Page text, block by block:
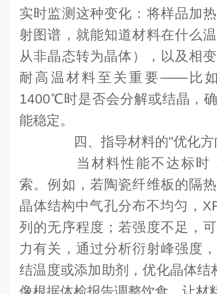
实时监测这种变化：将样品加
射图谱，就能知道材料在什么
从非晶态转为晶体），以及相
耐高温材料至关重要——比
1400℃时是否会分解或结晶，
能稳定。
四、指导材料的"优化方
当材料性能不达标时
索。例如，若陶瓷纤维板的隔
晶体结构中气孔分布不均匀，
列的无序程度；若强度不足，
力有关，通过分析衍射峰强度
结温度或添加助剂，优化晶体结